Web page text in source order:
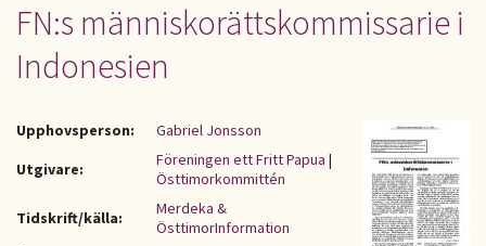
FN:s människorättskommissarie i
Indonesien
Upphovsperson:
Gabriel Jonsson
Utgivare:
Föreningen ett Fritt Papua |
Östtimorkommittén
Tidskrift/källa:
Merdeka &
ÖsttimorInformation